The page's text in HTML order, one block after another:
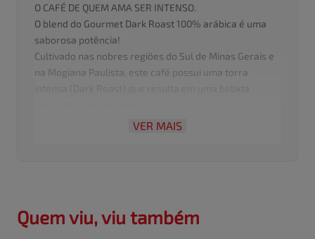
O CAFÉ DE QUEM AMA SER INTENSO.
O blend do Gourmet Dark Roast 100% arábica é uma
saborosa potência!
Cultivado nas nobres regiões do Sul de Minas Gerais e
na Mogiana Paulista, este café possui uma torra
Com notas de chocolate amargo, aroma adocicado,
VER MAIS
Quem viu, viu também